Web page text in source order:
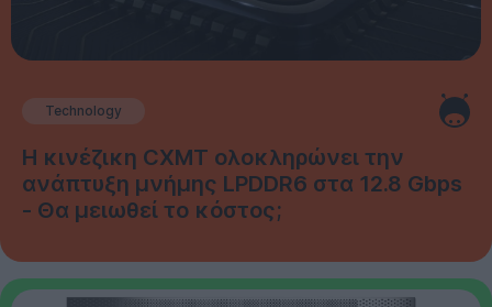
Technology
Η κινέζικη CXMT ολοκληρώνει την
ανάπτυξη μνήμης LPDDR6 στα 12.8 Gbps
- Θα μειωθεί το κόστος;